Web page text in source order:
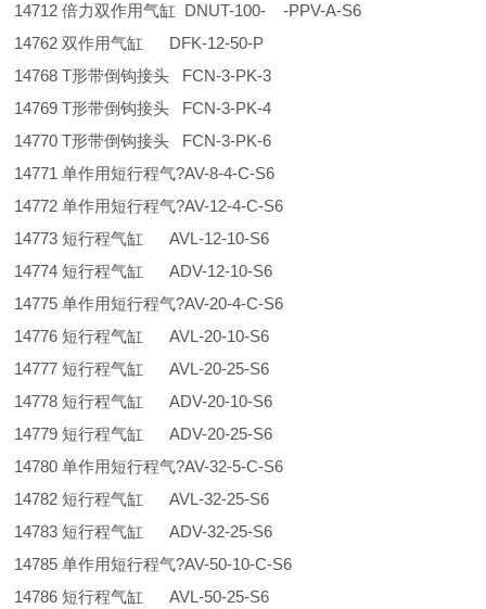
14712 倍力双作用气缸 DNUT-100- -PPV-A-S6
14762 双作用气缸 DFK-12-50-P
14768 T形带倒钩接头 FCN-3-PK-3
14769 T形带倒钩接头 FCN-3-PK-4
14770 T形带倒钩接头 FCN-3-PK-6
14771 单作用短行程气?AV-8-4-C-S6
14772 单作用短行程气?AV-12-4-C-S6
14773 短行程气缸 AVL-12-10-S6
14774 短行程气缸 ADV-12-10-S6
14775 单作用短行程气?AV-20-4-C-S6
14776 短行程气缸 AVL-20-10-S6
14777 短行程气缸 AVL-20-25-S6
14778 短行程气缸 ADV-20-10-S6
14779 短行程气缸 ADV-20-25-S6
14780 单作用短行程气?AV-32-5-C-S6
14782 短行程气缸 AVL-32-25-S6
14783 短行程气缸 ADV-32-25-S6
14785 单作用短行程气?AV-50-10-C-S6
14786 短行程气缸 AVL-50-25-S6